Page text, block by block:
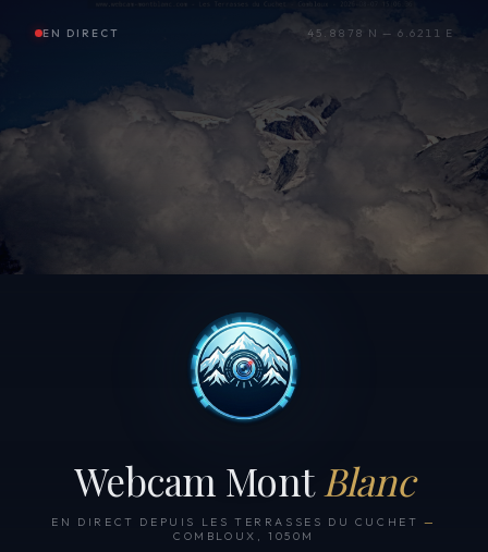
EN DIRECT 45.8878 N — 6.6211 E
Webcam Mont Blanc
EN DIRECT DEPUIS LES TERRASSES DU CUCHET —
COMBLOUX, 1050M